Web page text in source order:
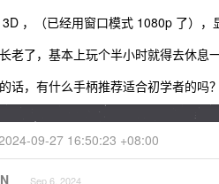
，（已经用窗口模式 1080p 了），
老了，基本上玩个半小时就得去休息
话，有什么手柄推荐适合初学者的吗
09-27 16:50:23 +08:00
Sep 6, 2024